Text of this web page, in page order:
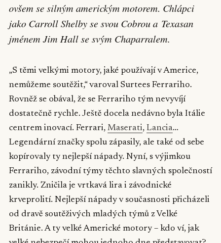
ovšem se silným americkým motorem. Chlápci
jako Carroll Shelby se svou Cobrou a Texasan
jménem Jim Hall se svým Chaparralem.
„S těmi velkými motory, jaké používají v Americe,
nemůžeme soutěžit,“ varoval Surtees Ferrariho.
Rovněž se obával, že se Ferrariho tým nevyvíjí
dostatečně rychle. Ještě docela nedávno byla Itálie
centrem inovací. Ferrari, Maserati, Lancia…
Legendární značky spolu zápasily, ale také od sebe
kopírovaly ty nejlepší nápady. Nyní, s výjimkou
Ferrariho, závodní týmy těchto slavných společností
zanikly. Zničila je vrtkavá lira i závodnické
krveprolití. Nejlepší nápady v současnosti přicházeli
od dravě soutěživých mladých týmů z Velké
Británie. A ty velké Americké motory – kdo ví, jak